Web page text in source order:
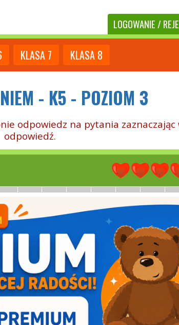
LOGOWANIE /
KLASA 7 KLASA 8
- K5 - POZIOM 3
odpowiedz na pytania zaznaczając
odpowiedź.